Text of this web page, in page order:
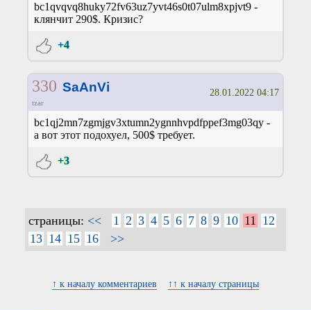
bc1qvqvq8huky72fv63uz7yvt46s0t07ulm8xpjvt9 -
клянчит 290$. Кризис?
+4
330 SaAnVi
tzar
28.01.2022 04:17
bc1qj2mn7zgmjgv3xtumn2ygnnhvpdfppef3mg03qy -
а вот этот подохуел, 500$ требует.
+3
страницы: << 1 2 3 4 5 6 7 8 9 10 11
12
13 14 15 16 >>
↑ к началу комментариев ↑↑ к началу страницы